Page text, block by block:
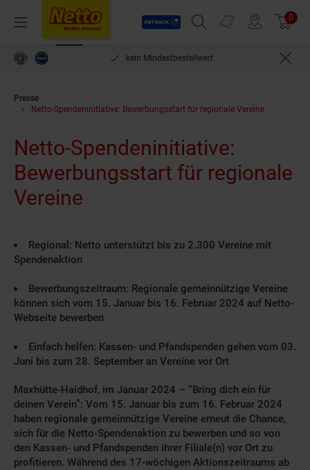
Menü
Payback
Suchfeld einblenden
Prospekte 0
kein Mindestbestellwert
Presse
Netto-Spendeninitiative: Bewerbungsstart für regionale Vereine
Netto-Spendeninitiative:
Bewerbungsstart für regionale
Vereine
Regional: Netto unterstützt bis zu 2.300 Vereine mit
Spendenaktion
Bewerbungszeitraum: Regionale gemeinnützige Vereine
können sich vom 15. Januar bis 16. Februar 2024 auf Netto-
Webseite bewerben
Einfach helfen: Kassen- und Pfandspenden gehen vom 03.
Juni bis zum 28. September an Vereine vor Ort
Maxhütte-Haidhof, im Januar 2024 – “Bring dich ein für
deinen Verein”: Vom 15. Januar bis zum 16. Februar 2024
haben regionale gemeinnützige Vereine erneut die Chance,
sich für die Netto-Spendenaktion zu bewerben und so von
den Kassen- und Pfandspenden ihrer Filiale(n) vor Ort zu
profitieren. Während des 17-wöchigen Aktionszeitraums ab